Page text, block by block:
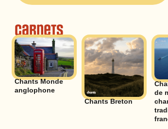
Carnets
Chants Monde
anglophone
Chants Breton
de